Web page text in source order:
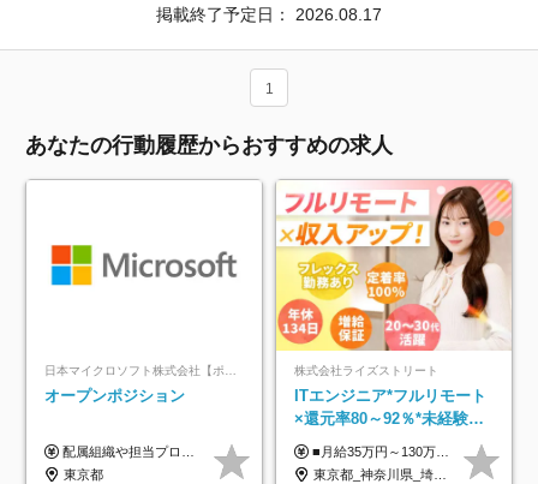
掲載終了予定日： 2026.08.17
1
あなたの行動履歴からおすすめの求人
日本マイクロソフト株式会社【ポジションマッチ登録】
オープンポジション
配属組織や担当プロジェクトにより異なります。 ▼参考情報 ----------------------- 年俸650万～（1/12を月々支給） ※経験、能力を考慮の上、当社規定により優遇いたします。 ※時間外、休日出勤、深夜手当に対する賃金も基本年俸に含みます。
東京都
株式会社ライズストリート
ITエンジニア*フルリモート
×還元率80～92％*未経験歓
迎*年休134日*月給35万～*
定着率100%
■月給35万円～130万円＋賞与年2回＋各種手当 ※システムエンジニアの経験をお持ちの方は月給41万円以上＋賞与年2回（108万円～）＋手当 ■単価（年収）アップのチャンスは最大年12回 ※残業代は1分単位で100％全額支給。サービス残業などは一切ありません ※試用期間6ヵ月（試用期間中の待遇・給与に差はありません）
東京都_神奈川県_埼玉県_千葉県_大阪府_愛知県_北海道_青森県_岩手県_宮城県_秋田県_山形県_福島県_茨城県_栃木県_群馬県_新潟県_山梨県_長野県_富山県_石川県_福井県_静岡県_岐阜県_三重県_兵庫県_京都府_滋賀県_奈良県_和歌山県_広島県_岡山県_鳥取県_島根県_山口県_徳島県_香川県_愛媛県_高知県_福岡県_熊本県_佐賀県_長崎県_大分県_宮崎県_鹿児島県_沖縄県